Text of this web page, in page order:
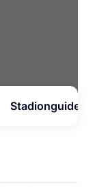
Stadionguide